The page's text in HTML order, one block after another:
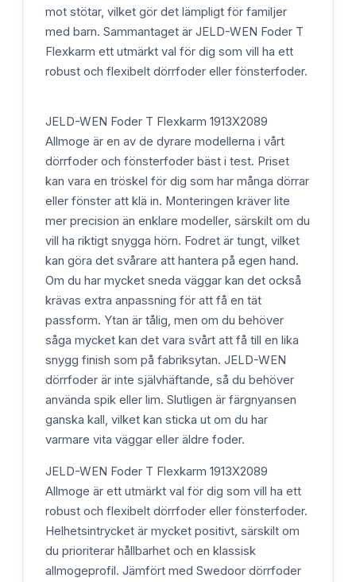
mot stötar, vilket gör det lämpligt för familjer
med barn. Sammantaget är JELD-WEN Foder T
Flexkarm ett utmärkt val för dig som vill ha ett
robust och flexibelt dörrfoder eller fönsterfoder.
JELD-WEN Foder T Flexkarm 1913X2089
Allmoge är en av de dyrare modellerna i vårt
dörrfoder och fönsterfoder bäst i test. Priset
kan vara en tröskel för dig som har många dörrar
eller fönster att klä in. Monteringen kräver lite
mer precision än enklare modeller, särskilt om du
vill ha riktigt snygga hörn. Fodret är tungt, vilket
kan göra det svårare att hantera på egen hand.
Om du har mycket sneda väggar kan det också
krävas extra anpassning för att få en tät
passform. Ytan är tålig, men om du behöver
såga mycket kan det vara svårt att få till en lika
snygg finish som på fabriksytan. JELD-WEN
dörrfoder är inte självhäftande, så du behöver
använda spik eller lim. Slutligen är färgnyansen
ganska kall, vilket kan sticka ut om du har
varmare vita väggar eller äldre foder.
JELD-WEN Foder T Flexkarm 1913X2089
Allmoge är ett utmärkt val för dig som vill ha ett
robust och flexibelt dörrfoder eller fönsterfoder.
Helhetsintrycket är mycket positivt, särskilt om
du prioriterar hållbarhet och en klassisk
allmogeprofil. Jämfört med Swedoor dörrfoder